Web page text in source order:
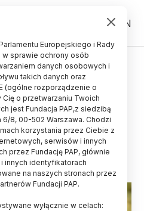
PL EN
zagrożone na
tym w Europie
article
Europejskiego i Rady
w sprawie ochrony osób
danych osobowych i
takich danych oraz
(ogólne rozporządzenie o
o przetwarzaniu Twoich
jest Fundacja PAP,z siedzibą
8, 00-502 Warszawa. Chodzi
korzystania przez Ciebie z
serwisów i innych
przez Fundację PAP, głównie
innych identyfikatorach
na naszych stronach przez
Fundacji PAP.
wyłącznie w celach: